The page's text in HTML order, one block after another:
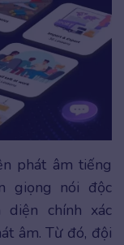
phát âm tiếng
giọng nói độc
diện chính xác
âm. Từ đó, đội